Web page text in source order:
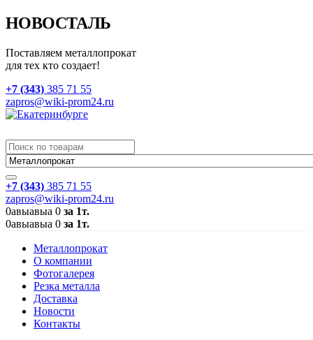
НОВОСТАЛЬ
Поставляем металлопрокат
для тех кто создает!
+7 (343) 385 71 55
zapros@wiki-prom24.ru
+7 (343) 385 71 55
zapros@wiki-prom24.ru
0авыавыа 0 за 1т.
0авыавыа 0 за 1т.
Металлопрокат
О компании
Фотогалерея
Резка металла
Доставка
Новости
Контакты